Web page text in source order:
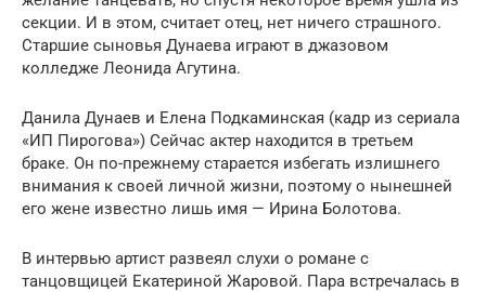
секции. И в этом, считает отец, нет ничего страшного.
Старшие сыновья Дунаева играют в джазовом
колледже Леонида Агутина.
Данила Дунаев и Елена Подкаминская (кадр из сериала
«ИП Пирогова») Сейчас актер находится в третьем
браке. Он по-прежнему старается избегать излишнего
внимания к своей личной жизни, поэтому о нынешней
его жене известно лишь имя — Ирина Болотова.
В интервью артист развеял слухи о романе с
танцовщицей Екатериной Жаровой. Пара встречалась в